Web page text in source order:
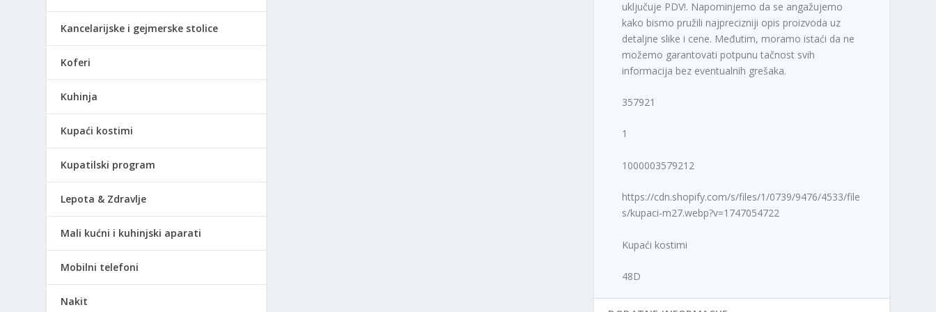
uključuje PDV!. Napominjemo da se angažujemo
kako bismo pružili najprecizniji opis proizvoda uz
detaljne slike i cene. Međutim, moramo istaći da ne
možemo garantovati potpunu tačnost svih
informacija bez eventualnih grešaka.
357921
1
1000003579212
https://cdn.shopify.com/s/files/1/0739/9476/4533/file
s/kupaci-m27.webp?v=1747054722
Kupaći kostimi
48D
Kancelarijske i gejmerske stolice
Koferi
Kuhinja
Kupaći kostimi
Kupatilski program
Lepota & Zdravlje
Mali kućni i kuhinjski aparati
Mobilni telefoni
Nakit